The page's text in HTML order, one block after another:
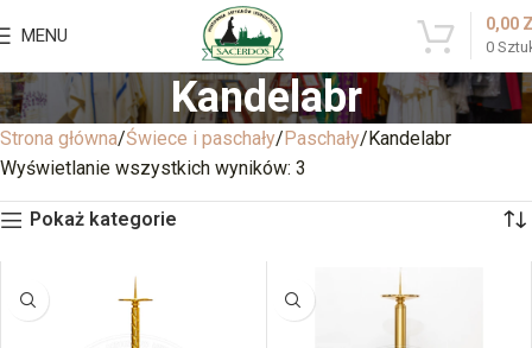
MENU
0
0,00
Kandelabr
Strona główna Świece i paschały Paschały Kandelabr
Wyświetlanie wszystkich wyników: 3
Pokaż kategorie